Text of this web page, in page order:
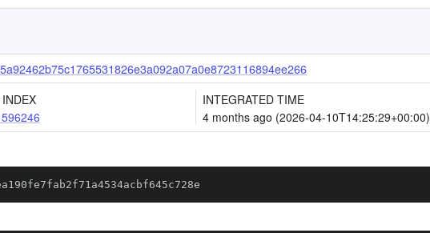
INTEGRATED TIME
4 months ago (2026-04-10T14:25:29+00:00)